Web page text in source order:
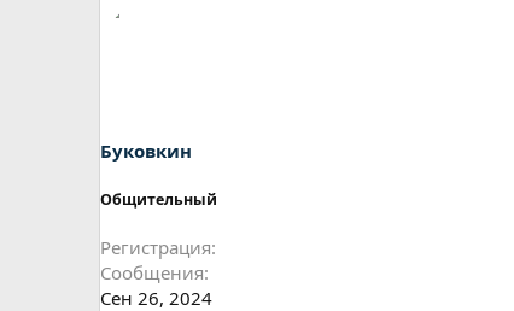
Буковкин
Общительный
Регистрация
Сообщения
Сен 26, 2024